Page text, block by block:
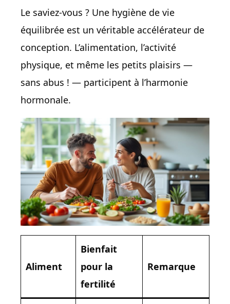
Le saviez-vous ? Une hygiène de vie
équilibrée est un véritable accélérateur de
conception. L’alimentation, l’activité
physique, et même les petits plaisirs —
sans abus ! — participent à l’harmonie
hormonale.
Aliment
Bienfait
pour la
fertilité
Remarque